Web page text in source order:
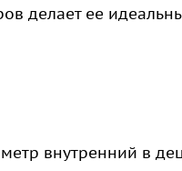
делает ее
внутренний в